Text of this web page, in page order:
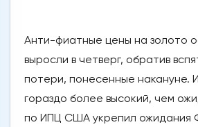
Анти-фиатные цены на золото
выросли в четверг, обратив
потери, понесенные накануне.
гораздо более высокий, чем
по ИПЦ США укрепил ожидания